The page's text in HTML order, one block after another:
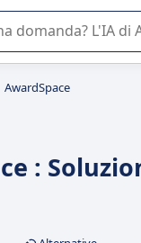
vi guida
AwardSpace
: